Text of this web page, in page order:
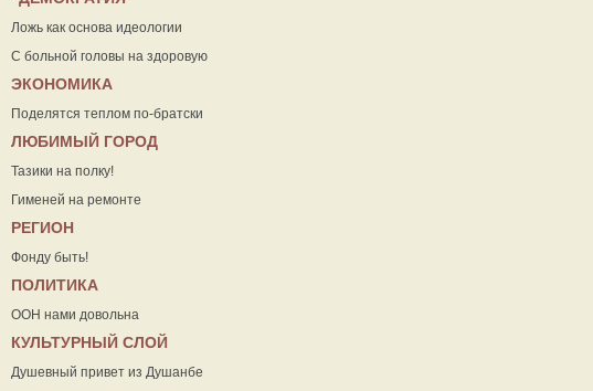
Ложь как основа идеологии
С больной головы на здоровую
ЭКОНОМИКА
Поделятся теплом по-братски
ЛЮБИМЫЙ ГОРОД
Тазики на полку!
Гименей на ремонте
РЕГИОН
Фонду быть!
ПОЛИТИКА
ООН нами довольна
КУЛЬТУРНЫЙ СЛОЙ
Душевный привет из Душанбе